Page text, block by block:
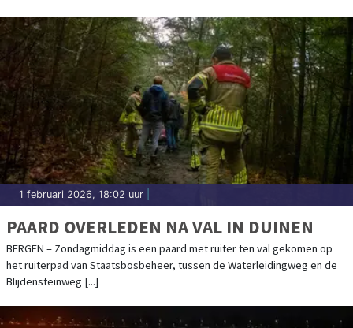
1 februari 2026, 18:02 uur
PAARD OVERLEDEN NA VAL IN DUINEN
BERGEN – Zondagmiddag is een paard met ruiter ten val gekomen op
het ruiterpad van Staatsbosbeheer, tussen de Waterleidingweg en de
Blijdensteinweg [...]